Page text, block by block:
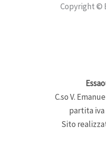
Copyright ©
C.so V.
partita iva
Sito